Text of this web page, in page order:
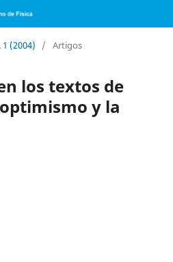
1 (2004) / Artigos
los textos de
y la